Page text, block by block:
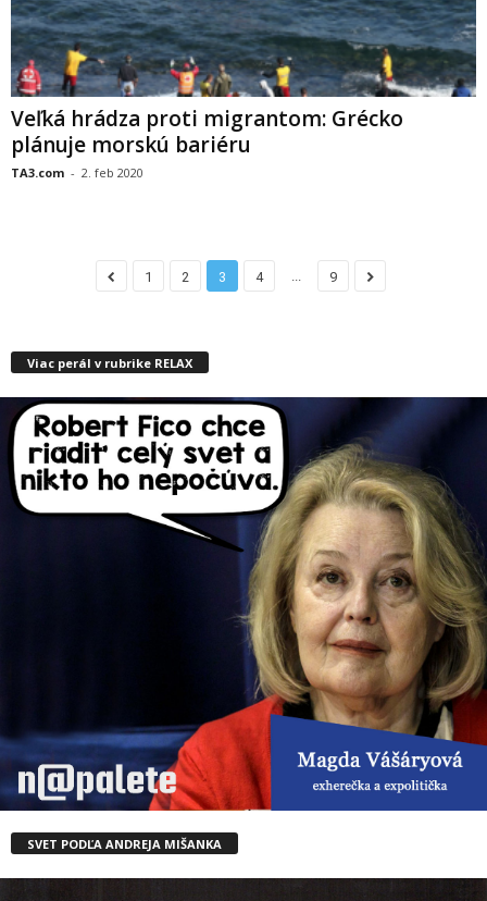
Veľká hrádza proti migrantom: Grécko
plánuje morskú bariéru
TA3.com - 2. feb 2020
1 2 3 4 9
Viac perál v rubrike RELAX
SVET PODĽA ANDREJA MIŠANKA